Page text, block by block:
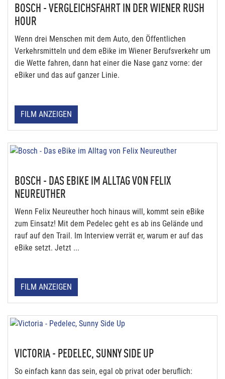
BOSCH - VERGLEICHSFAHRT IN DER WIENER RUSH
HOUR
Wenn drei Menschen mit dem Auto, den Öffentlichen
Verkehrsmitteln und dem eBike im Wiener Berufsverkehr um
die Wette fahren, dann hat einer die Nase ganz vorne: der
eBiker und das auf ganzer Linie.
FILM ANZEIGEN
BOSCH - DAS EBIKE IM ALLTAG VON FELIX
NEUREUTHER
Wenn Felix Neureuther hoch hinaus will, kommt sein eBike
zum Einsatz! Mit dem Pedelec geht es ab ins Gelände und
rauf auf den Trail. Im Interview verrät er, warum er auf das
eBike setzt. Jetzt ...
FILM ANZEIGEN
VICTORIA - PEDELEC, SUNNY SIDE UP
So einfach kann das sein, egal ob privat oder beruflich: